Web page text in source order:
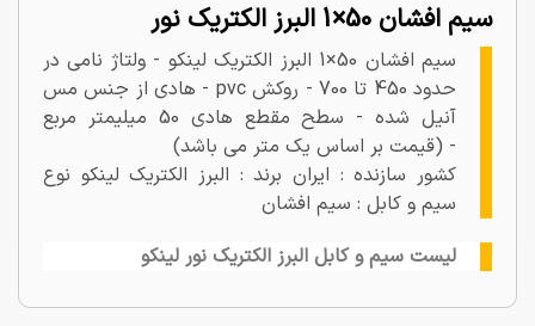
سیم افشان 50×1 البرز الکتریک نور
سیم افشان 50×1 البرز الکتریک لینکو - ولتاژ نامی در
حدود 450 تا 700 - روکش pvc - هادی از جنس مس
آنیل شده - سطح مقطع هادی 50 میلیمتر مربع
- (قیمت بر اساس یک متر می باشد)
کشور سازنده : ایران برند : البرز الکتریک لینکو نوع
سیم و کابل : سیم افشان
لیست سیم و کابل البرز الکتریک نور لینکو